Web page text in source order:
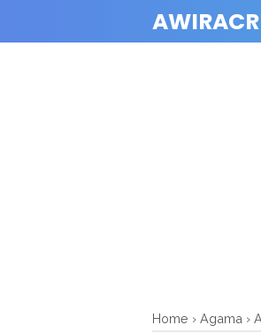
AWIRACR
Home › Agama ›